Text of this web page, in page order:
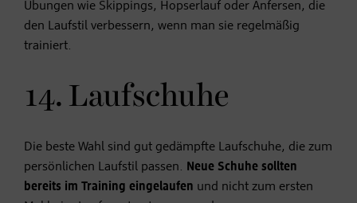
Übungen wie Skippings, Hopserlauf oder Anfersen, die
den Laufstil verbessern, wenn man sie regelmäßig
trainiert.
14. Laufschuhe
Die beste Wahl sind gut gedämpfte Laufschuhe, die zum
persönlichen Laufstil passen. Neue Schuhe sollten
bereits im Training eingelaufen und nicht zum ersten